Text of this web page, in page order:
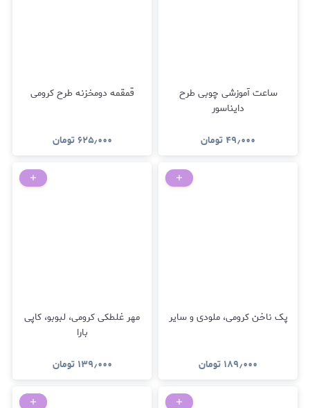
ساعت آموزشی چوبی طرح
دایناسور
۴۹٫۰۰۰ تومان
قمقمه دومخزنه طرح کرومی
۶۲۵٫۰۰۰تومان
پک ناخن کرومی، ملودی و سایر
۱۸۹٫۰۰۰ تومان
مهر غلطکی کرومی، لبوبو، کاپی
بارا
۱۳۹٫۰۰۰ تومان